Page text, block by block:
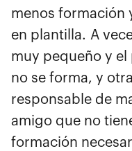
menos formación
en plantilla. A
muy pequeño y
no se forma, y
responsable de
amigo que no
formación